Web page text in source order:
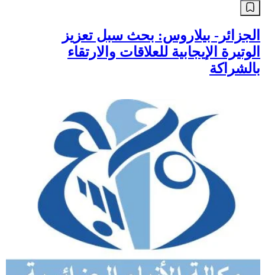
الجزائر- بيلاروس: بحث سبل تعزيز
الوتيرة الإيجابية للعلاقات والارتقاء
بالشراكة